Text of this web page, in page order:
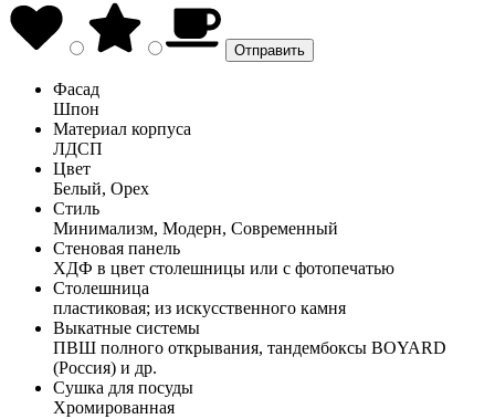
Фасад
Шпон
Материал корпуса
ЛДСП
Цвет
Белый, Орех
Стиль
Минимализм, Модерн, Современный
Стеновая панель
ХДФ в цвет столешницы или с фотопечатью
Столешница
пластиковая; из искусственного камня
Выкатные системы
ПВШ полного открывания, тандембоксы BOYARD
(Россия) и др.
Сушка для посуды
Хромированная